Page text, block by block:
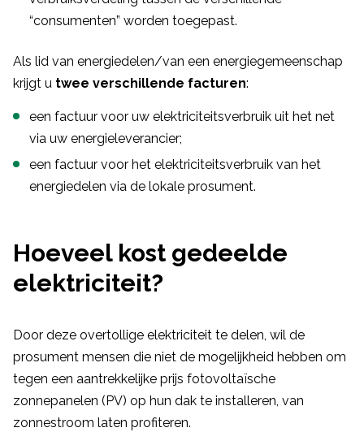
“consumenten” worden toegepast.
Als lid van energiedelen/van een energiegemeenschap
krijgt u twee verschillende facturen:
een factuur voor uw elektriciteitsverbruik uit het net
via uw energieleverancier;
een factuur voor het elektriciteitsverbruik van het
energiedelen via de lokale prosument.
Hoeveel kost gedeelde
elektriciteit?
Door deze overtollige elektriciteit te delen, wil de
prosument mensen die niet de mogelijkheid hebben om
tegen een aantrekkelijke prijs fotovoltaïsche
zonnepanelen (PV) op hun dak te installeren, van
zonnestroom laten profiteren.